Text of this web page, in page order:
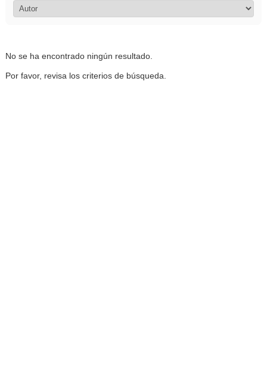
No se ha encontrado ningún resultado.
Por favor, revisa los criterios de búsqueda.